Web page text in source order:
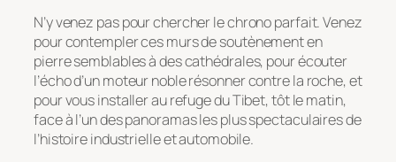
N’y venez pas pour chercher le chrono parfait. Venez
pour contempler ces murs de soutènement en
pierre semblables à des cathédrales, pour écouter
l’écho d’un moteur noble résonner contre la roche, et
pour vous installer au refuge du Tibet, tôt le matin,
face à l’un des panoramas les plus spectaculaires de
l’histoire industrielle et automobile.